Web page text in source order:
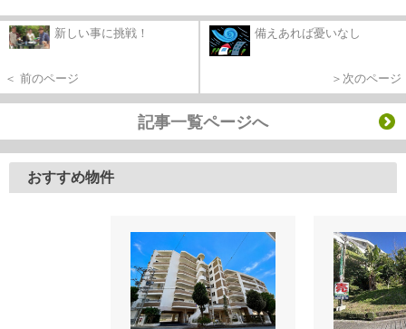
新しい事に挑戦！
＜ 前のページ
備えあれば憂いなし
＞次のページ
記事一覧ページへ
おすすめ物件